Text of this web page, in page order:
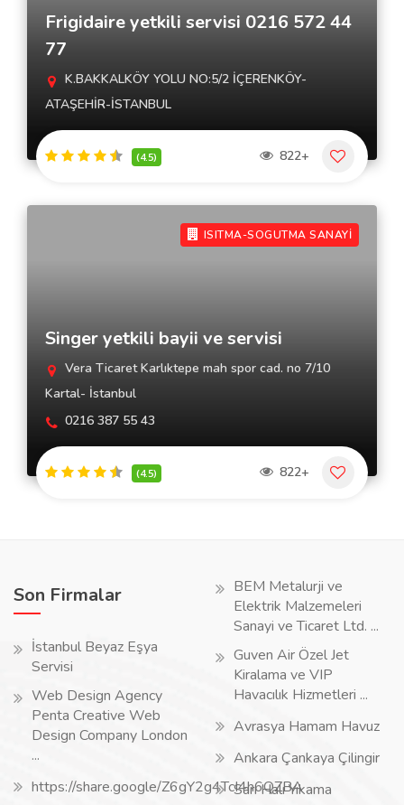
Frigidaire yetkili servisi 0216 572 44
77
K.BAKKALKÖY YOLU NO:5/2 İÇERENKÖY-
ATAŞEHİR-İSTANBUL
(4.5) 822+
ISITMA-SOGUTMA SANAYİ
Singer yetkili bayii ve servisi
Vera Ticaret Karlıktepe mah spor cad. no 7/10
Kartal- İstanbul
0216 387 55 43
(4.5) 822+
Son Firmalar
İstanbul Beyaz Eşya
Servisi
Web Design Agency
Penta Creative Web
Design Company London
...
https://share.google/Z6gY2g4TcI4h6QZBA
BEM Metalurji ve
Elektrik Malzemeleri
Sanayi ve Ticaret Ltd. ...
Guven Air Özel Jet
Kiralama ve VIP
Havacılık Hizmetleri ...
Avrasya Hamam Havuz
Ankara Çankaya Çilingir
Sarı Halı Yıkama